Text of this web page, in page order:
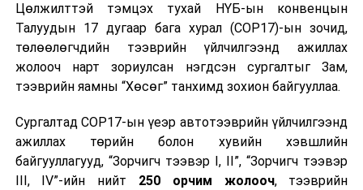
Цөлжилттэй тэмцэх тухай НҮБ-ын конвенцын
Талуудын 17 дугаар бага хурал (COP17)-ын зочид,
төлөөлөгчдийн тээврийн үйлчилгээнд ажиллах
жолооч нарт зориулсан нэгдсэн сургалтыг Зам,
тээврийн яамны “Хөсөг” танхимд зохион байгууллаа.
Сургалтад COP17-ын үеэр автотээврийн үйлчилгээнд
ажиллах төрийн болон хувийн хэвшлийн
байгууллагууд, “Зорчигч тээвэр I, II”, “Зорчигч тээвэр
III, IV”-ийн нийт 250 орчим жолооч, тээврийн